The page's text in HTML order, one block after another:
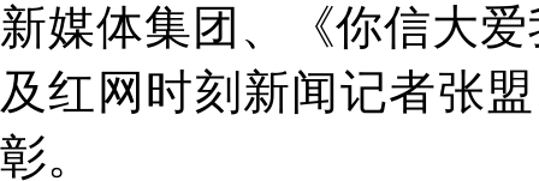
新媒体集团、《你信大
及红网时刻新闻记者张
彰。